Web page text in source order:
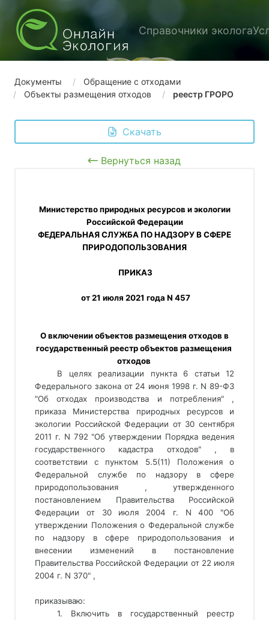
Справочники эколога
Документы
Обращение с отходами
Объекты размещения отходов
реестр ГРОРО
Скачать
Вернуться назад
Российской Федерации
ФЕДЕРАЛЬНАЯ СЛУЖБА ПО НАДЗОРУ В СФЕРЕ
ПРИРОДОПОЛЬЗОВАНИЯ
ПРИКАЗ
от 21 июля 2021 года N 457
государственный реестр объектов размещения
отходов
В целях реализации пункта 6 статьи 12
Федерального закона от 24 июня 1998 г. N 89-ФЗ
"Об отходах производства и потребления" ,
приказа Министерства природных ресурсов и
экологии Российской Федерации от 30 сентября
2011 г. N 792 "Об утверждении Порядка ведения
государственного кадастра отходов" , в
соответствии с пунктом 5.5(11) Положения о
Федеральной службе по надзору в сфере
природопользования , утвержденного
постановлением Правительства Российской
Федерации от 30 июля 2004 г. N 400 "Об
утверждении Положения о Федеральной службе
по надзору в сфере природопользования и
внесении изменений в постановление
Правительства Российской Федерации от 22 июля
2004 г. N 370" ,
приказываю:
1. Включить в государственный реестр